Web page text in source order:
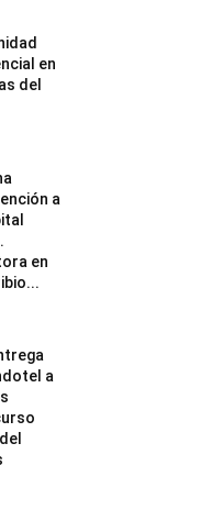
en
del
a
en
a